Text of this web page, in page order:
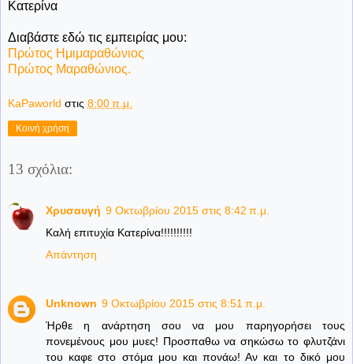
Κατερίνα
Διαβάστε εδώ τις εμπειρίας μου:
Πρώτος Ημιμαραθώνιος
Πρώτος Μαραθώνιος.
KaPaworld στις 8:00 π.μ.
Κοινή χρήση
13 σχόλια:
Χρυσαυγή 9 Οκτωβρίου 2015 στις 8:42 π.μ.
Καλή επιτυχία Κατερίνα!!!!!!!!!!
Απάντηση
Unknown 9 Οκτωβρίου 2015 στις 8:51 π.μ.
Ήρθε η ανάρτηση σου να μου παρηγορήσει τους
πονεμένους μου μυες! Προσπαθω να σηκώσω το φλυτζάνι
του καφε στο στόμα μου και πονάω! Αν και το δικό μου